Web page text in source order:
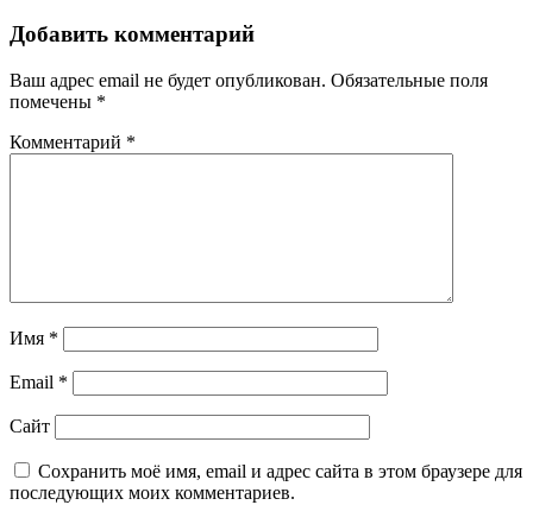
Добавить комментарий
Ваш адрес email не будет опубликован. Обязательные поля
помечены *
Комментарий *
Имя *
Email *
Сайт
Сохранить моё имя, email и адрес сайта в этом браузере для
последующих моих комментариев.